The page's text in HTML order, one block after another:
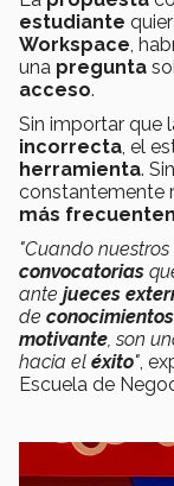
estudiante
Workspace ,
una pregunta
acceso.
Sin importar que
incorrecta , el
herramienta.
constantemente
más
"Cuando
convocatorias
ante jueces
de conocimientos
motivante , son
hacia el éxito" ,
Escuela de